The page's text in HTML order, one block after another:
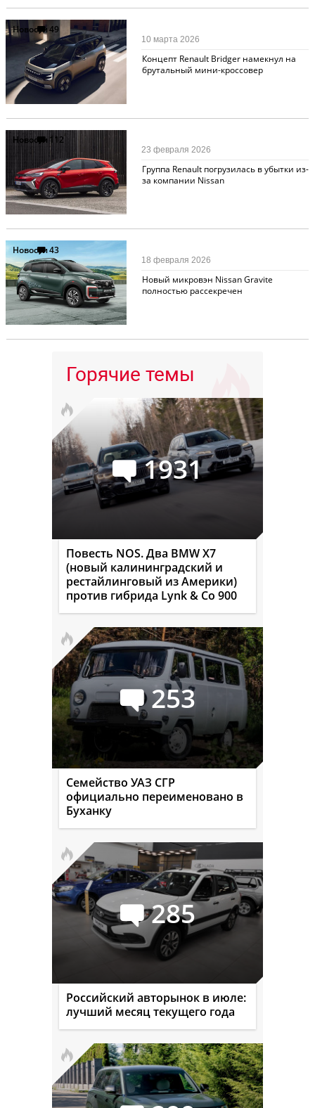
Новости49
Концепт Renault Bridger намекнул на
брутальный мини-кроссовер
10 марта 2026
Новости 112
Группа Renault погрузилась в убытки из-
за компании Nissan
23 февраля 2026
Новости43
Новый микровэн Nissan Gravite
полностью рассекречен
18 февраля 2026
Горячие темы
1931
Повесть NOS. Два BMW X7
(новый калининградский и
рестайлинговый из Америки)
против гибрида Lynk & Co 900
253
Семейство УАЗ СГР
официально переименовано в
Буханку
285
Российский авторынок в июле:
лучший месяц текущего года